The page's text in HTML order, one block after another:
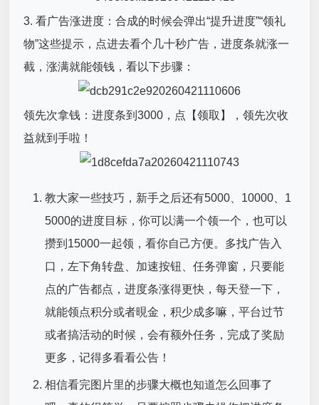
3. 看广告涨进度‌：合成的时候会弹出“提升进度”“领礼
物”这些提示，点进去看个几十秒广告，进度条就涨一
截，涨满就能领钱，看以下步骤：
‌领先次拿钱‌：进度条到3000，点【领取】，领先次收
益就到手啦！
教大家一些技巧，新手之后还有5000、10000、1
5000的进度目标，你可以满一个领一个，也可以
攒到15000一起领，看你自己方便。多找广告入
口，左下角转盘、加速按钮、任务弹窗，只要能
点的广告都点，进度条涨得更快，每天登一下，
就能领点积分或者晛金，积少成多嘛，平台过节
或者搞活动的时候，会有额外任务，完成了奖励
更多，记得多看看公告！
相信看完图片里的步骤大概也知道怎么回事了